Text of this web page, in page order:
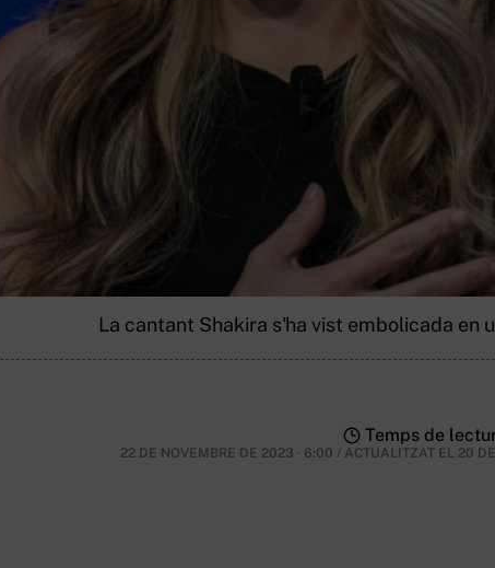
La cantant Shakira s'ha vist embolicada
Temps de
22 DE NOVEMBRE DE 2023 · 6:00 / ACTUALITZAT EL 20